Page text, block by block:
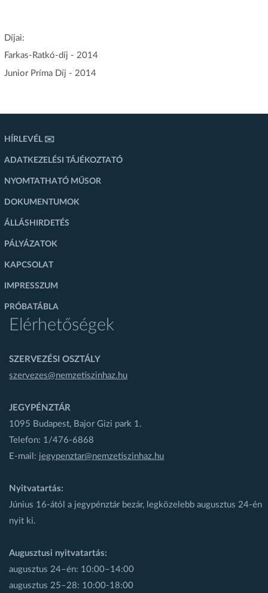
Díjai:
Farkas-Ratkó-díj - 2014
Junior Príma Díj - 2014
HÍRLEVÉL ✉️
ADATKEZELÉSI TÁJÉKOZTATÓ
NYOMTATHATÓ MŰSOR
DOKUMENTUMOK
ÁLLÁSHIRDETÉS
PÁLYÁZATOK
KAPCSOLAT
IMPRESSZUM
PRÓBATÁBLA
Elérhetőségek
SZERVEZÉSI OSZTÁLY
szervezes@nemzetiszinhaz.hu
JEGYPÉNZTÁR
1095 Budapest, Bajor Gizi park 1.
Telefon: 1/476-6868
E-mail: jegypenztar@nemzetiszinhaz.hu
Nyitvatartás:
Június 16-ától a jegypénztár bezár, legközelebb augusztus 24-én
nyit ki.
Augusztusi nyitvatartás:
augusztus 24–én: 10:00–14:00
augusztus 25–28: 10:00-18:00